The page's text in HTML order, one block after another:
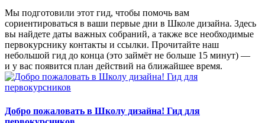
Мы подготовили этот гид, чтобы помочь вам
сориентироваться в ваши первые дни в Школе дизайна. Здесь
вы найдете даты важных собраний, а также все необходимые
первокурснику контакты и ссылки. Прочитайте наш
небольшой гид до конца (это займёт не больше 15 минут) —
и у вас появится план действий на ближайшее время.
Добро пожаловать в Школу дизайна! Гид для